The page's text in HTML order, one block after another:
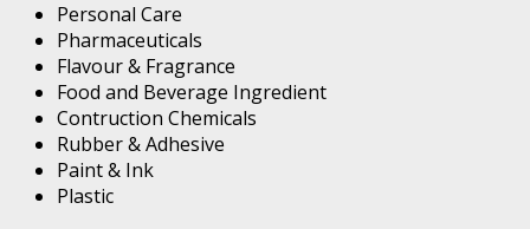
Personal Care
Pharmaceuticals
Flavour & Fragrance
Food and Beverage Ingredient
Contruction Chemicals
Rubber & Adhesive
Paint & Ink
Plastic